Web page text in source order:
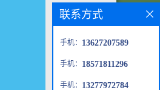
联系方式
手机： 13627207589
手机： 18571811296
手机： 13277972784